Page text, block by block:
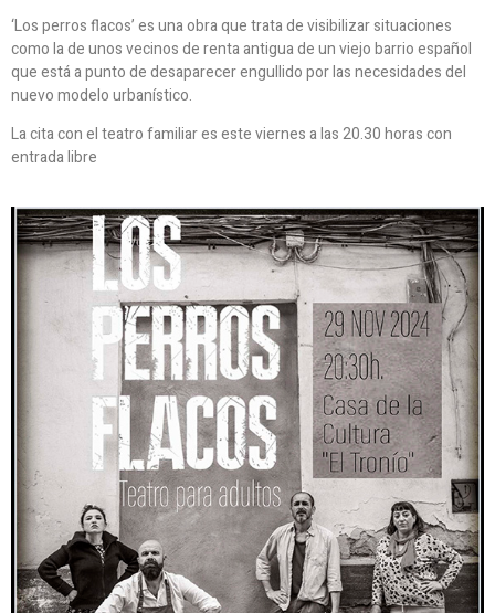
‘Los perros flacos’ es una obra que trata de visibilizar situaciones
como la de unos vecinos de renta antigua de un viejo barrio español
que está a punto de desaparecer engullido por las necesidades del
nuevo modelo urbanístico.
La cita con el teatro familiar es este viernes a las 20.30 horas con
entrada libre